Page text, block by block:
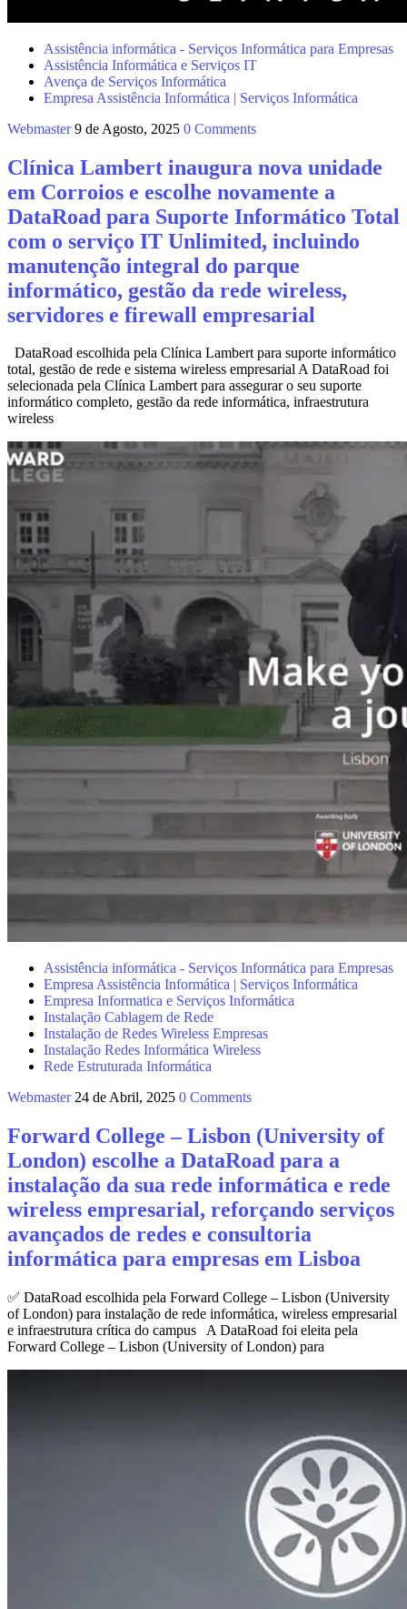
Assistência informática - Serviços Informática para Empresas
Assistência Informática e Serviços IT
Avença de Serviços Informática
Empresa Assistência Informática | Serviços Informática
Webmaster 9 de Agosto, 2025 0 Comments
Clínica Lambert inaugura nova unidade
em Corroios e escolhe novamente a
DataRoad para Suporte Informático Total
com o serviço IT Unlimited, incluindo
manutenção integral do parque
informático, gestão da rede wireless,
servidores e firewall empresarial
DataRoad escolhida pela Clínica Lambert para suporte informático
total, gestão de rede e sistema wireless empresarial A DataRoad foi
selecionada pela Clínica Lambert para assegurar o seu suporte
informático completo, gestão da rede informática, infraestrutura
wireless
Assistência informática - Serviços Informática para Empresas
Empresa Assistência Informática | Serviços Informática
Empresa Informatica e Serviços Informática
Instalação Cablagem de Rede
Instalação de Redes Wireless Empresas
Instalação Redes Informática Wireless
Rede Estruturada Informática
Webmaster 24 de Abril, 2025 0 Comments
Forward College – Lisbon (University of
London) escolhe a DataRoad para a
instalação da sua rede informática e rede
wireless empresarial, reforçando serviços
avançados de redes e consultoria
informática para empresas em Lisboa
✅ DataRoad escolhida pela Forward College – Lisbon (University
of London) para instalação de rede informática, wireless empresarial
e infraestrutura crítica do campus A DataRoad foi eleita pela
Forward College – Lisbon (University of London) para